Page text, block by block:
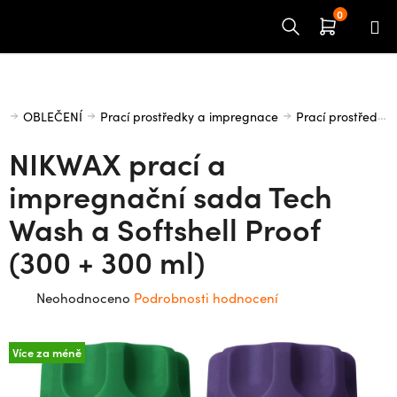
Domů
OBLEČENÍ Prací prostředky a impregnace Prací prostředky
NIKWAX prací a
impregnační sada Tech
Wash a Softshell Proof
(300 + 300 ml)
Průměrné
produktu
je
0,0
Neohodnoceno Podrobnosti hodnocení
Více za méně